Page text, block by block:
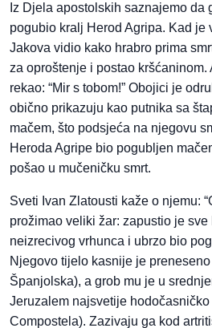
Iz Djela apostolskih saznajemo da
pogubio kralj Herod Agripa. Kad je
Jakova vidio kako hrabro prima
za oproštenje i postao
rekao: “Mir s tobom!” Obojici je
obično prikazuju kao putnika sa
mačem, što podsjeća na njegovu
Heroda Agripe bio pogubljen
pošao u mučeničku smrt.
Sveti Ivan Zlatousti kaže o njemu:
prožimao veliki žar: zapustio je
neizrecivog vrhunca i ubrzo bio
Njegovo tijelo kasnije je
Španjolska), a grob mu je u
Jeruzalem najsvetije
Compostela). Zazivaju ga kod